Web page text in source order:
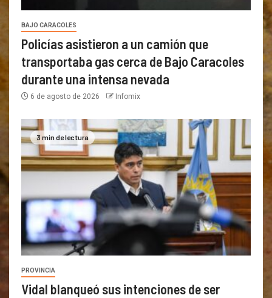
BAJO CARACOLES
Policías asistieron a un camión que
transportaba gas cerca de Bajo Caracoles
durante una intensa nevada
6 de agosto de 2026 Infomix
3 min de lectura
PROVINCIA
Vidal blanqueó sus intenciones de ser